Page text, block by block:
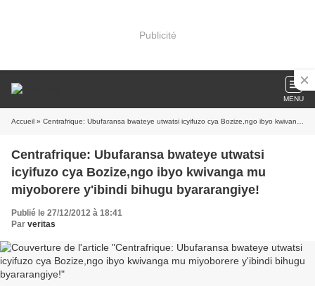
Publicité
MENU
Accueil » Centrafrique: Ubufaransa bwateye utwatsi icyifuzo cya Bozize,ngo ibyo kwivanga mu miyoborere y'ibindi bihugu byararangiye!
Centrafrique: Ubufaransa bwateye utwatsi
icyifuzo cya Bozize,ngo ibyo kwivanga mu
miyoborere y'ibindi bihugu byararangiye!
Publié le 27/12/2012 à 18:41
Par veritas